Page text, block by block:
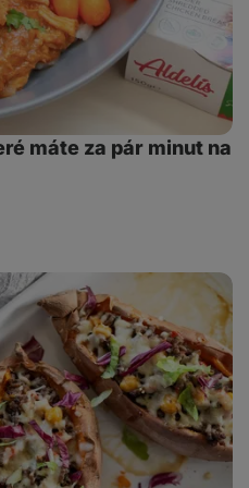
máte za pár minut na